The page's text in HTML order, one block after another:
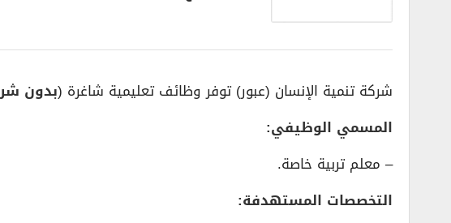
شركة تنمية الإنسان (عبور) توفر وظائف تعليمية شاغرة (بدون
المسمي الوظيفي:
– معلم تربية خاصة.
التخصصات المستهدفة: